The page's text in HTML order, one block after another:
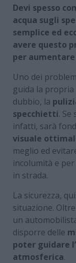
Devi spesso
acqua sugli
semplice ed
avere questo
per
Uno dei
guida la
dubbio, la
specchietti.
infatti, sarà
visuale
meglio ed
incolumità e
in strada.
La sicurezza,
situazione.
un
disporre delle
poter guidare
atmosferica.